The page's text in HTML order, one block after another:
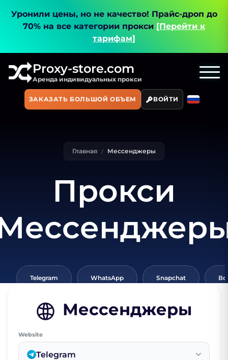
Уронили цены, но не качество! Прайс-дроп до
70% на все категории прокси [Перейти к
тарифам]
Proxy-store.com
Аренда индивидуальных прокси
ЗАКАЗАТЬ БОЛЬШОЙ ОБЪЕМ ВОЙТИ
Главная Мессенджеры
Прокси
Telegram WhatsApp Snapchat
Мессенджеры
Website
Telegram